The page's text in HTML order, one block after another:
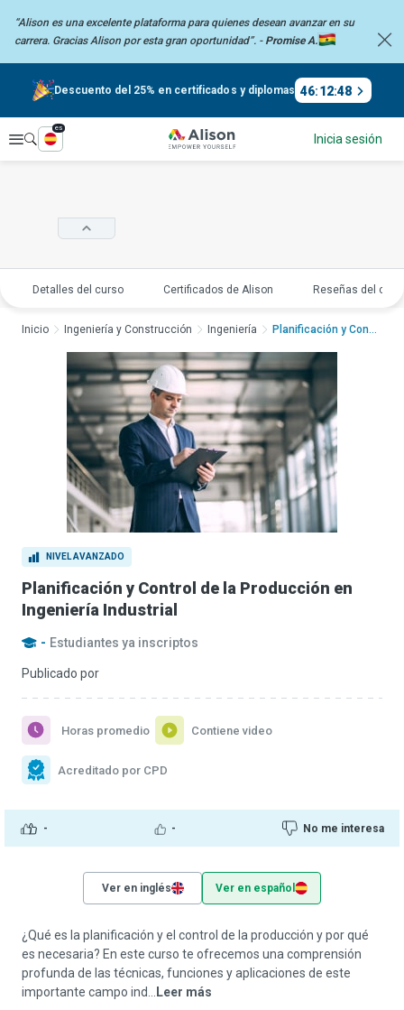
“Alison es una excelente plataforma para quienes desean avanzar en su
carrera. Gracias Alison por esta gran oportunidad”. - Promise A.
Descuento del 25% en certificados y diplomas 46:12:48
Explorar
es
Inicia sesión
Detalles del curso Certificados de Alison Reseñas del
NIVEL AVANZADO
Planificación y Control de la Producción en
Ingeniería Industrial
- Estudiantes ya inscriptos
Publicado por
- - No me interesa
Horas promedio Contiene video
Acreditado por CPD
Inicio Ingeniería y Construcción Ingeniería Planificación y Cont...
Ver en inglés Ver en español
¿Qué es la planificación y el control de la producción y por qué
es necesaria? En este curso te ofrecemos una comprensión
profunda de las técnicas, funciones y aplicaciones de este
importante campo ind...
Leer más